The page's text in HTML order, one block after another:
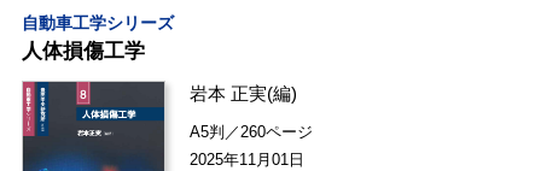
自動車工学シリーズ
人体損傷工学
岩本 正実(編)
A5判／260ページ
2025年11月01日